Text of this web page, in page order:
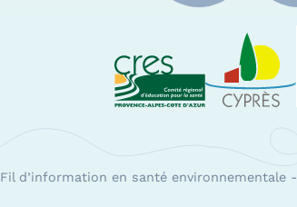
Fil d’information en santé environnementale-